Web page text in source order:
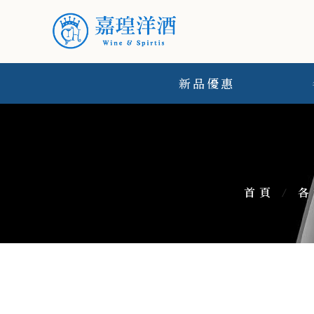
新品優惠
首頁 /